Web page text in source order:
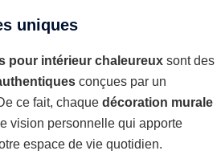
uniques
pour intérieur chaleureux sont des
conçues par un
ce fait, chaque décoration murale
vision personnelle qui apporte
espace de vie quotidien.